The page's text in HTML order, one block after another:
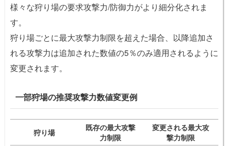
様々な狩り場の要求攻撃力/防御力がより細分化されま
す。
狩り場ごとに最大攻撃力制限を超えた場合、以降追加さ
れる攻撃力は追加された数値の5％のみ適用されるように
変更されます。
一部狩場の推奨攻撃力数値変更例
狩り場
既存の最大攻撃
力制限
変更される最大攻
撃力制限